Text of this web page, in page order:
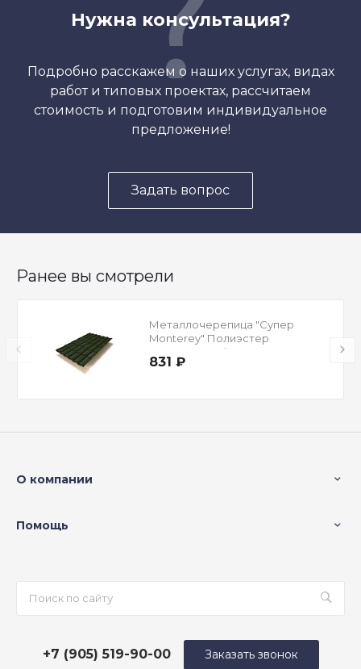
Нужна консультация?
Подробно расскажем о наших услугах, видах
работ и типовых проектах, рассчитаем
стоимость и подготовим индивидуальное
предложение!
Задать вопрос
Ранее вы смотрели
Металлочерепица "Супер
Monterey" Полиэстер
Двусторонний RAL 6005
Зеленый мох 0,45 мм
831 ₽
О компании
Помощь
+7 (905) 519-90-00 Заказать звонок